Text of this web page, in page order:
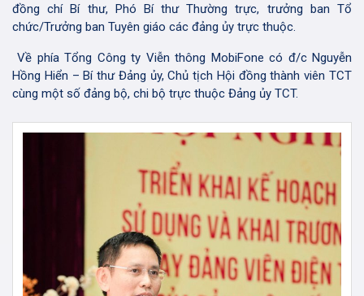
đồng chí Bí thư, Phó Bí thư Thường trực, trưởng ban Tổ
chức/Trưởng ban Tuyên giáo các đảng ủy trực thuộc.
Về phía Tổng Công ty Viễn thông MobiFone có đ/c Nguyễn
Hồng Hiển – Bí thư Đảng ủy, Chủ tịch Hội đồng thành viên TCT
cùng một số đảng bộ, chi bộ trực thuộc Đảng ủy TCT.